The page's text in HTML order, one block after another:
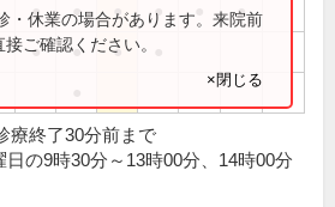
● ● ● ● ●
● ● ●
・休業の場合があります。来院前
ご確認ください。
×閉じる
療終了30分前まで
日の9時30分～13時00分、14時00分